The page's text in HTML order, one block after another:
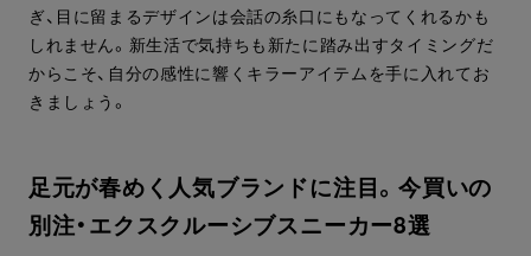
ぎ、目に留まるデザインは会話の糸口にもなってくれるかも
しれません。新生活で気持ちも新たに踏み出すタイミングだ
からこそ、自分の感性に響くキラーアイテムを手に入れてお
きましょう。
足元が春めく人気ブランドに注目。今買いの
別注・エクスクルーシブスニーカー8選